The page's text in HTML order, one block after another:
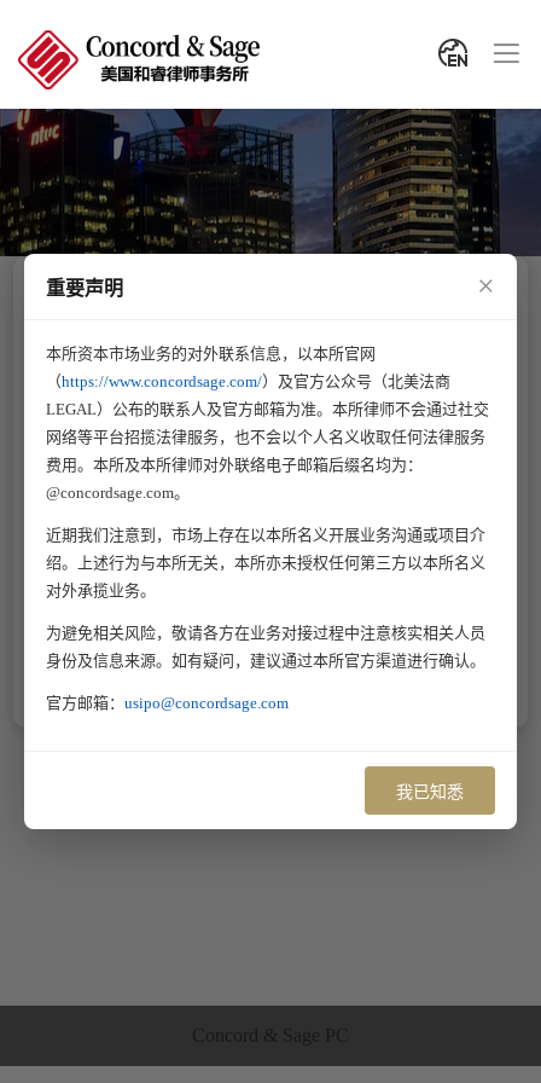
重要声明 ×
本所资本市场业务的对外联系信息，以本所官网
（https://www.concordsage.com/）及官方公众号（北美法商
LEGAL）公布的联系人及官方邮箱为准。本所律师不会通过社交
网络等平台招揽法律服务，也不会以个人名义收取任何法律服务
费用。本所及本所律师对外联络电子邮箱后缀名均为：
@concordsage.com。
近期我们注意到，市场上存在以本所名义开展业务沟通或项目介
绍。上述行为与本所无关，本所亦未授权任何第三方以本所名义
对外承揽业务。
为避免相关风险，敬请各方在业务对接过程中注意核实相关人员
身份及信息来源。如有疑问，建议通过本所官方渠道进行确认。
官方邮箱： usipo@concordsage.com
我已知悉
ALL A H
美国直属团队 中国顾问团队 业务支持团队
Concord & Sage PC